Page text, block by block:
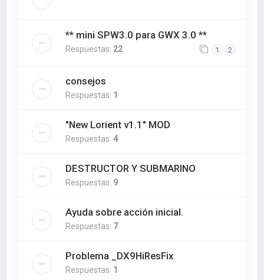
** mini SPW3.0 para GWX 3.0 **
Respuestas: 22 1 2
consejos
Respuestas: 1
"New Lorient v1.1" MOD
Respuestas:4
DESTRUCTOR Y SUBMARINO
Respuestas: 9
Ayuda sobre acción inicial.
Respuestas: 7
Problema _DX9HiResFix
Respuestas: 1